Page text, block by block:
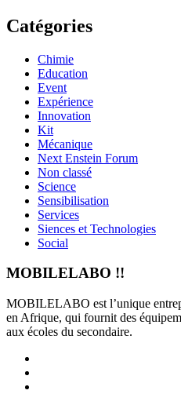
Catégories
Chimie
Education
Event
Expérience
Innovation
Kit
Mécanique
Next Enstein Forum
Non classé
Science
Sensibilisation
Services
Siences et Technologies
Social
MOBILELABO !!
MOBILELABO est l’unique
en Afrique, qui fournit des
aux écoles du secondaire.